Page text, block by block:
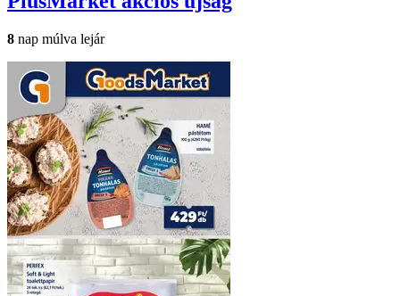
8 nap múlva lejár